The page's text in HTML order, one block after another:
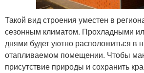
Такой вид строения уместен в
сезонным климатом. Прохладными
днями будет уютно расположиться в
отапливаемом помещении. Чтобы
присутствие природы и сохранить